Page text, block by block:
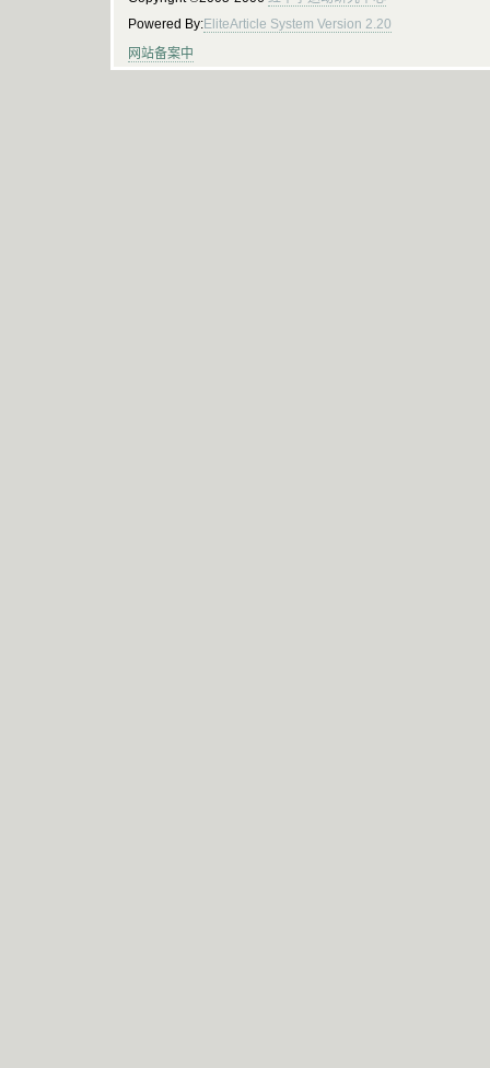
Powered By:EliteArticle System Version 2.20
网站备案中